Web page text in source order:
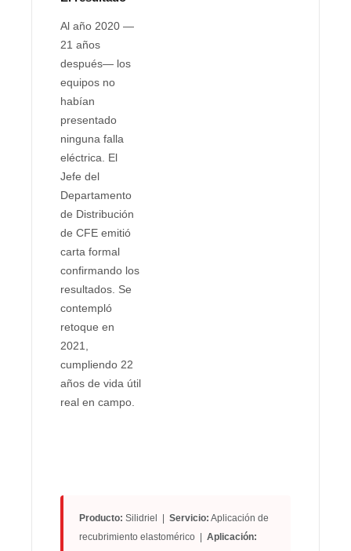
Al año 2020 —
21 años
después— los
equipos no
habían
presentado
ninguna falla
eléctrica. El
Jefe del
Departamento
de Distribución
de CFE emitió
carta formal
confirmando los
resultados. Se
contempló
retoque en
2021,
cumpliendo 22
años de vida útil
real en campo.
Producto: Silidriel | Servicio: Aplicación de
recubrimiento elastomérico | Aplicación: